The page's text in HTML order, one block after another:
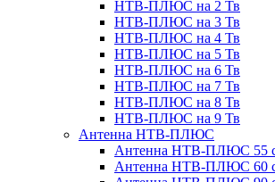
НТВ-ПЛЮС на 2 Тв
НТВ-ПЛЮС на 3 Тв
НТВ-ПЛЮС на 4 Тв
НТВ-ПЛЮС на 5 Тв
НТВ-ПЛЮС на 6 Тв
НТВ-ПЛЮС на 7 Тв
НТВ-ПЛЮС на 8 Тв
НТВ-ПЛЮС на 9 Тв
Антенна НТВ-ПЛЮС
Антенна НТВ-ПЛЮС 55
Антенна НТВ-ПЛЮС 60